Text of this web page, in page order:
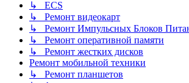
↳ ECS
↳ Ремонт видеокарт
↳ Ремонт Импульсных Блоков
↳ Ремонт оперативной памяти
↳ Ремонт жестких дисков
Ремонт мобильной техники
↳ Ремонт планшетов